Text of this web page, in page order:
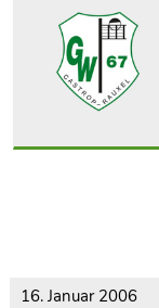
16. Januar 2006